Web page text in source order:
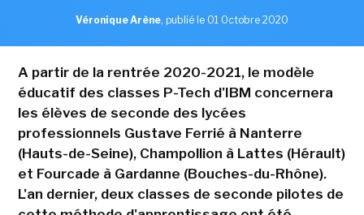
Véronique Arène, publié le 01 Octobre 2020
A partir de la rentrée 2020-2021, le modèle
éducatif des classes P-Tech d'IBM concernera
les élèves de seconde des lycées
professionnels Gustave Ferrié à Nanterre
(Hauts-de-Seine), Champollion à Lattes (Hérault)
et Fourcade à Gardanne (Bouches-du-Rhône).
L'an dernier, deux classes de seconde pilotes de